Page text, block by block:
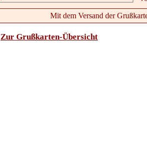
Mit dem Versand der
Zur Grußkarten-Übersicht